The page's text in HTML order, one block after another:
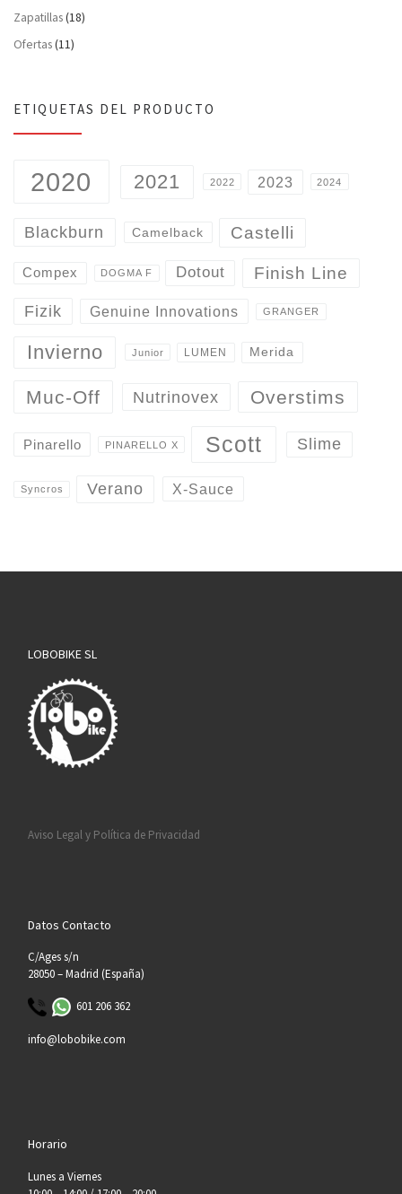
Zapatillas(18)
Ofertas(11)
ETIQUETAS DEL PRODUCTO
2020 2021 2022 2023 2024
Blackburn Camelback Castelli
Compex DOGMA F Dotout Finish Line
Fizik Genuine Innovations GRANGER
Invierno Junior LUMEN Merida
Muc-Off Nutrinovex Overstims
Pinarello PINARELLO X Scott Slime
Syncros Verano X-Sauce
LOBOBIKE SL
Aviso Legal y Política de Privacidad
Datos Contacto
C/Ages s/n
28050 – Madrid (España)
601 206 362
info@lobobike.com
Horario
Lunes a Viernes